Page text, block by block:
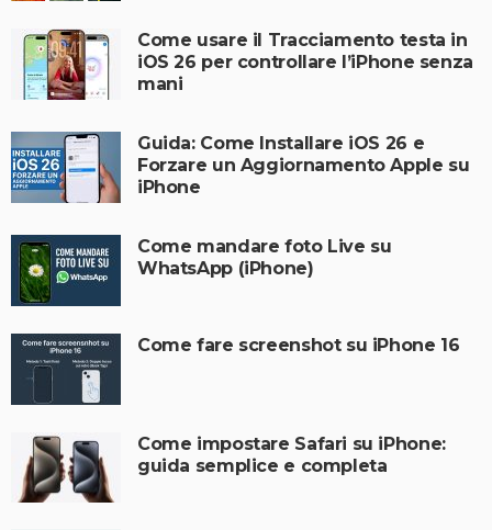
Come usare il Tracciamento testa in
iOS 26 per controllare l’iPhone senza
mani
Guida: Come Installare iOS 26 e
Forzare un Aggiornamento Apple su
iPhone
Come mandare foto Live su
WhatsApp (iPhone)
Come fare screenshot su iPhone 16
Come impostare Safari su iPhone:
guida semplice e completa